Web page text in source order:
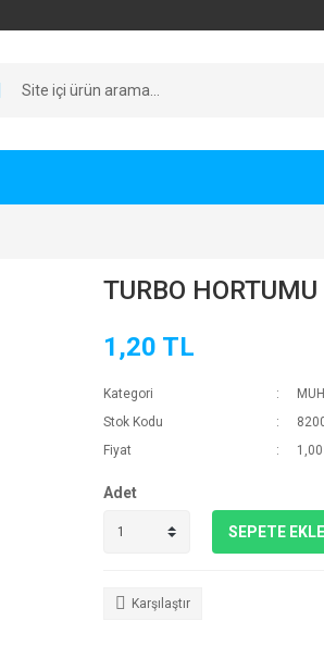
TURBO HORTUMU
1,20 TL
Kategori
Stok Kodu
Fiyat
Adet
SEPETE EKLE
Karşılaştır